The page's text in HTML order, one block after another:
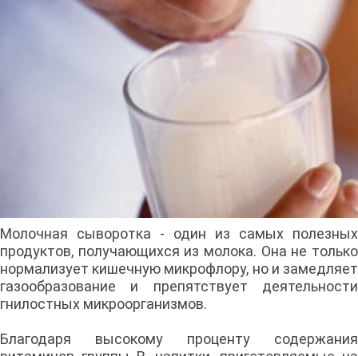
Молочная сыворотка - один из самых полезных
продуктов, получающихся из молока. Она не только
нормализует кишечную микрофлору, но и замедляет
газообразование и препятствует деятельности
гнилостных микроорганизмов.
Благодаря высокому проценту содержания